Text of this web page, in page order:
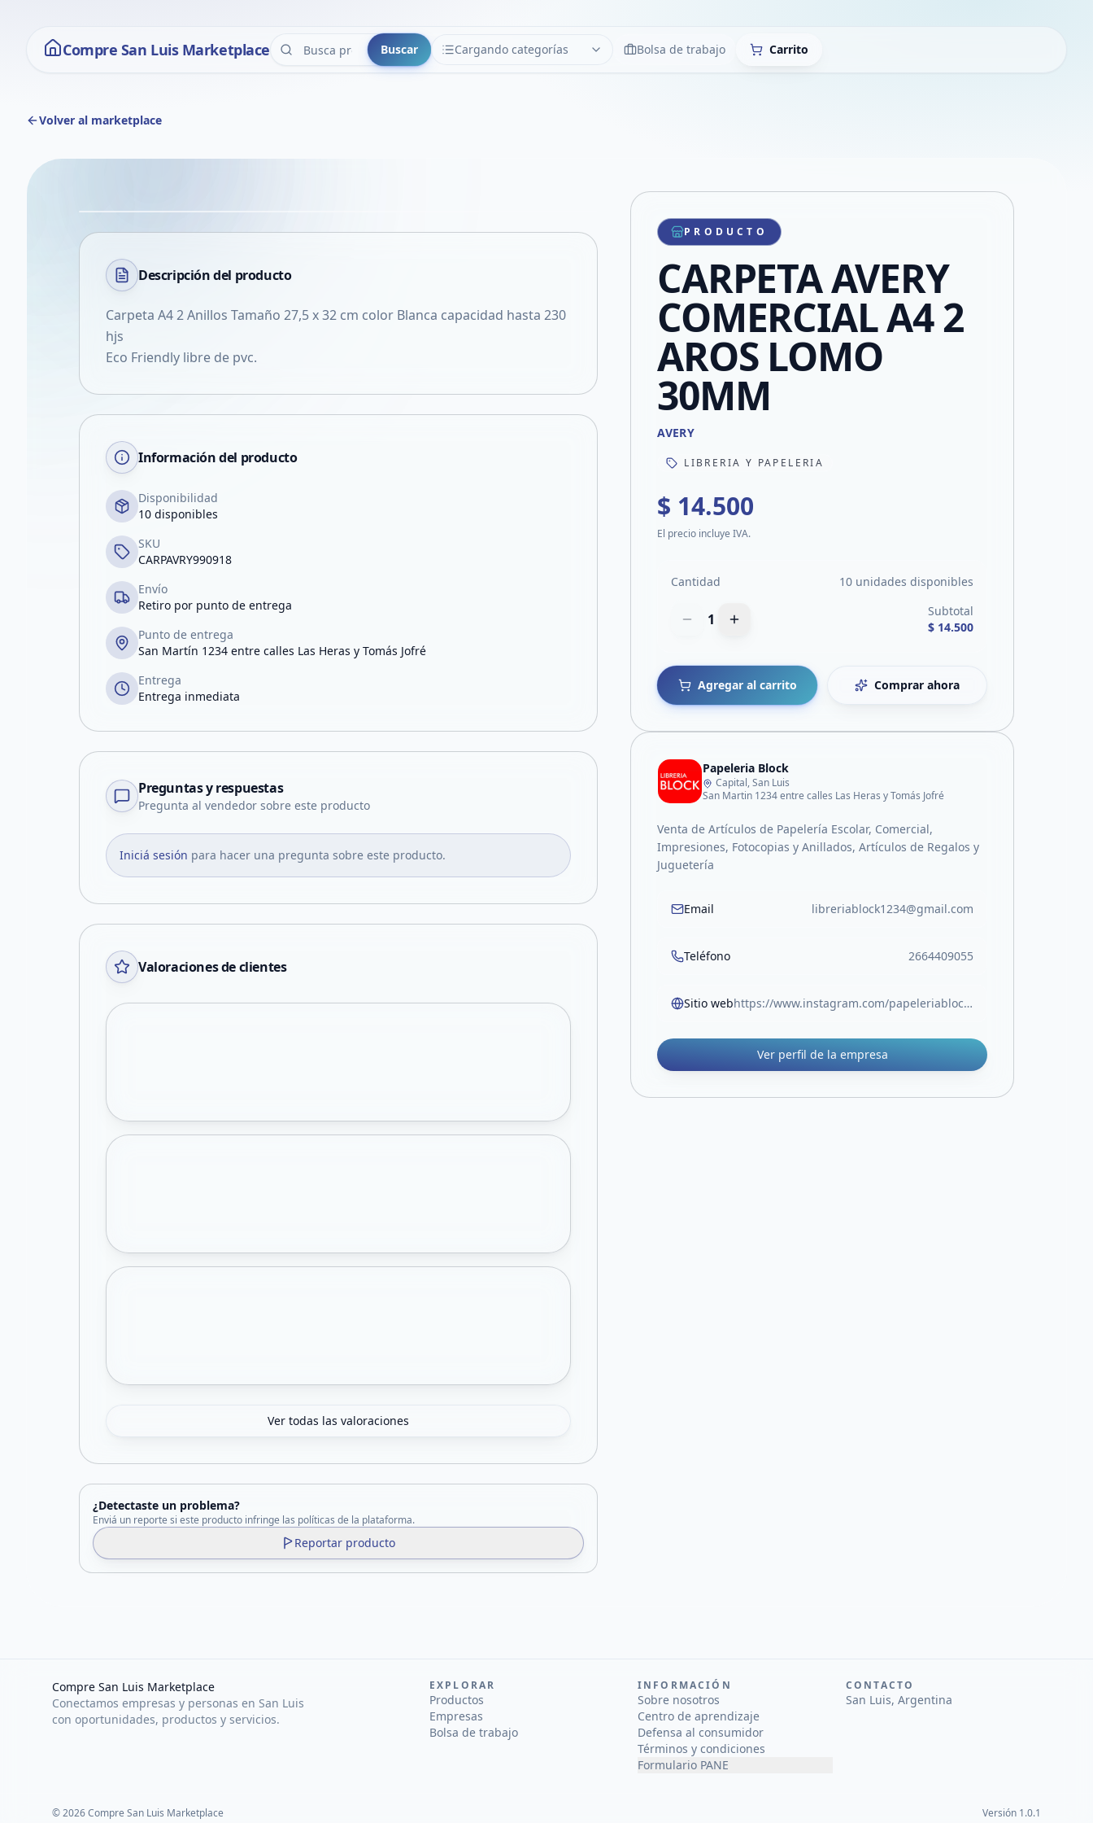
Compre San Luis Marketplace Buscar Cargando categorías
CATEGORÍAS LimpiarBolsa de trabajo Carrito
Volver al marketplace
VER EN PANTALLA COMPLETA
Compartir producto
Compartir por WhatsApp
Compartir por mail
Compartir en Facebook
Descripción del producto
Carpeta A4 2 Anillos Tamaño 27,5 x 32 cm color Blanca capacidad hasta 230
hjs
Eco Friendly libre de pvc.
Información del producto
Disponibilidad
10 disponibles
SKU
CARPAVRY990918
Envío
Retiro por punto de entrega
Punto de entrega
San Martín 1234 entre calles Las Heras y Tomás Jofré
Entrega
Entrega inmediata
Preguntas y respuestas
Pregunta al vendedor sobre este producto
Iniciá sesión para hacer una pregunta sobre este producto.
Valoraciones de clientes
Ver todas las valoraciones
¿Detectaste un problema?
Enviá un reporte si este producto infringe las políticas de la plataforma.
Reportar producto
PRODUCTO
CARPETA AVERY
COMERCIAL A4 2
AROS LOMO
30MM
AVERY
LIBRERIA Y PAPELERIA
$ 14.500
El precio incluye IVA.
Cantidad 10 unidades disponibles
1
Subtotal
$ 14.500
Agregar al carrito Comprar ahora
Papeleria Block
Capital, San Luis
San Martin 1234 entre calles Las Heras y Tomás Jofré
Venta de Artículos de Papelería Escolar, Comercial,
Impresiones, Fotocopias y Anillados, Artículos de Regalos y
Juguetería
Email libreriablock1234@gmail.com
Teléfono 2664409055
Sitio web https://www.instagram.com/papeleriablock.sl?igsh=MW05Z3RocjUwOTlvOA%3D%3D
Ver perfil de la empresa
Compre San Luis Marketplace
Conectamos empresas y personas en San Luis
con oportunidades, productos y servicios.
EXPLORAR
Productos
Empresas
Bolsa de trabajo
INFORMACIÓN
Sobre nosotros
Centro de aprendizaje
Defensa al consumidor
Términos y condiciones
Formulario PANE
CONTACTO
San Luis, Argentina
©2026Compre San Luis Marketplace Versión 1.0.1